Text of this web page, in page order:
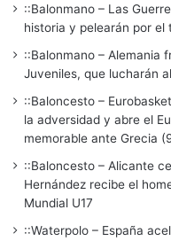
::Balonmano – Las
historia y pelearán por el
::Balonmano – Alemania
Juveniles, que lucharán
::Baloncesto –
la adversidad y abre el
memorable ante Grecia
::Baloncesto – Alicante
Hernández recibe el
Mundial U17
::Waterpolo – España